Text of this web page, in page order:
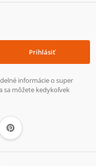
Prihlásiť
informácie o super
sa môžete kedykoľvek